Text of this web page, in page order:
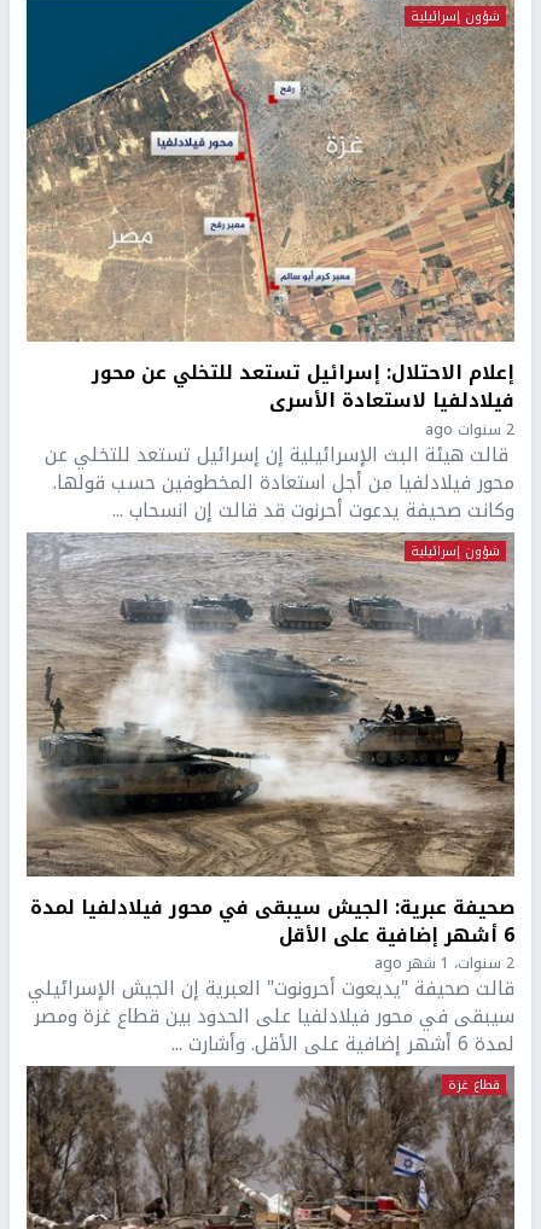
شؤون إسرائيلية
إعلام الاحتلال: إسرائيل تستعد للتخلي عن محور
فيلادلفيا لاستعادة الأسرى
2 سنوات ago
قالت هيئة البث الإسرائيلية إن إسرائيل تستعد للتخلي عن
محور فيلادلفيا من أجل استعادة المخطوفين حسب قولها.
وكانت صحيفة يدعوت أحرنوت قد قالت إن انسحاب ...
شؤون إسرائيلية
صحيفة عبرية: الجيش سيبقى في محور فيلادلفيا لمدة
6 أشهر إضافية على الأقل
2 سنوات، 1 شهر ago
قالت صحيفة "يديعوت أحرونوت" العبرية إن الجيش الإسرائيلي
سيبقى في محور فيلادلفيا على الحدود بين قطاع غزة ومصر
لمدة 6 أشهر إضافية على الأقل. وأشارت ...
قطاع غزة